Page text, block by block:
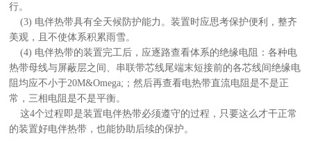
行。
(3) 电伴热带具有全天候防护能力。装置时应思考保护便利，整齐
美观，且不使体系积累雨雪。
(4) 电伴热带的装置完工后，应逐路查看体系的绝缘电阻：各种电
热带母线与屏蔽层之间、串联带芯线尾端末短接前的各芯线间绝缘电
阻均应不小于20M&Omega;；然后再查看电热带直流电阻是不是正
常，三相电阻是不是平衡。
这4个过程即是装置电伴热带必须遵守的过程，只要这么才干正常
的装置好电伴热带，也能协助后续的保护。